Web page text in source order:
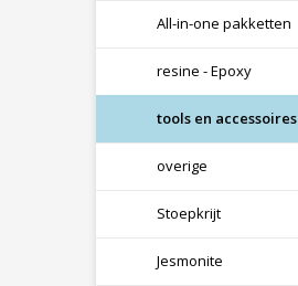
All-in-one pakketten
resine - Epoxy
tools en accessoires
overige
Stoepkrijt
Jesmonite